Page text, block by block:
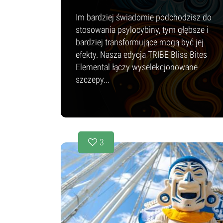
Im bardziej świadomie podchodzisz do
stosowania psylocybiny, tym głębsze i
bardziej transformujące mogą być jej
efekty. Nasza edycja TRIBE Bliss Bites
Elemental łączy wyselekcjonowane
szczepy...
3